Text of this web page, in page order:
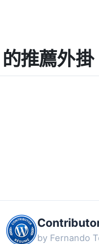
推薦外掛
by Fernando